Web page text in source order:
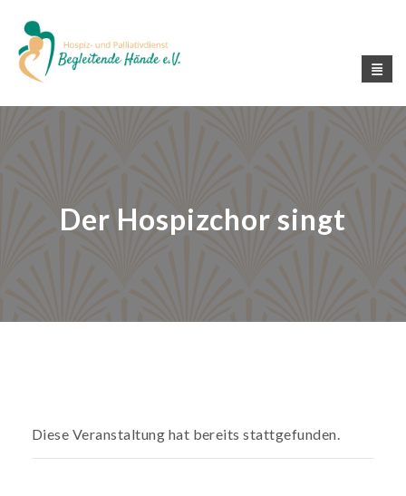
Der Hospizchor singt
Diese Veranstaltung hat bereits stattgefunden.